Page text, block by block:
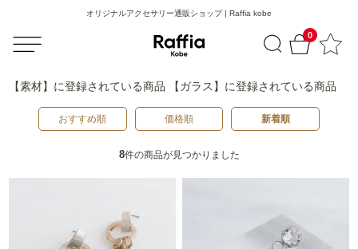
0
オリジナルアクセサリー通販ショップ | Raffia kobe
【素材】 に登録されている商品 【ガラス】 に登録されている商品
おすすめ順 価格順 新着順
8件の商品が見つかりました